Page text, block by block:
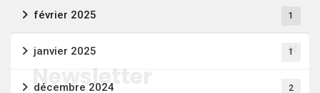
février 2025 1
janvier 2025 1
décembre 2024 2
Newsletter